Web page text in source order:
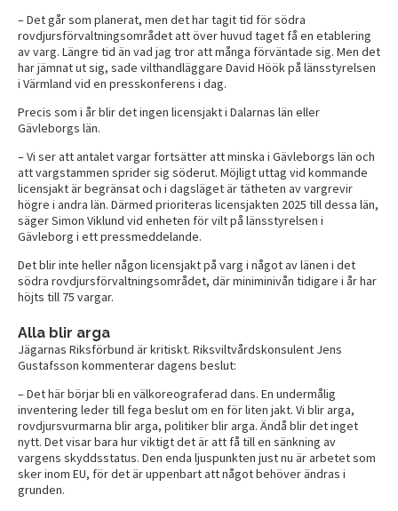
– Det går som planerat, men det har tagit tid för södra
rovdjursförvaltningsområdet att över huvud taget få en etablering
av varg. Längre tid än vad jag tror att många förväntade sig. Men det
har jämnat ut sig, sade vilthandläggare David Höök på länsstyrelsen
i Värmland vid en presskonferens i dag.
Precis som i år blir det ingen licensjakt i Dalarnas län eller
Gävleborgs län.
– Vi ser att antalet vargar fortsätter att minska i Gävleborgs län och
att vargstammen sprider sig söderut. Möjligt uttag vid kommande
licensjakt är begränsat och i dagsläget är tätheten av vargrevir
högre i andra län. Därmed prioriteras licensjakten 2025 till dessa län,
säger Simon Viklund vid enheten för vilt på länsstyrelsen i
Gävleborg i ett pressmeddelande.
Det blir inte heller någon licensjakt på varg i något av länen i det
södra rovdjursförvaltningsområdet, där miniminivån tidigare i år har
höjts till 75 vargar.
Alla blir arga
Jägarnas Riksförbund är kritiskt. Riksviltvårdskonsulent Jens
Gustafsson kommenterar dagens beslut:
– Det här börjar bli en välkoreograferad dans. En undermålig
inventering leder till fega beslut om en för liten jakt. Vi blir arga,
rovdjursvurmarna blir arga, politiker blir arga. Ändå blir det inget
nytt. Det visar bara hur viktigt det är att få till en sänkning av
vargens skyddsstatus. Den enda ljuspunkten just nu är arbetet som
sker inom EU, för det är uppenbart att något behöver ändras i
grunden.